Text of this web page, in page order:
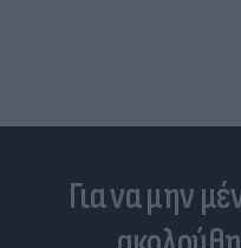
Για να μην